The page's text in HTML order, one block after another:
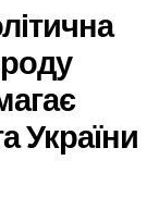
України